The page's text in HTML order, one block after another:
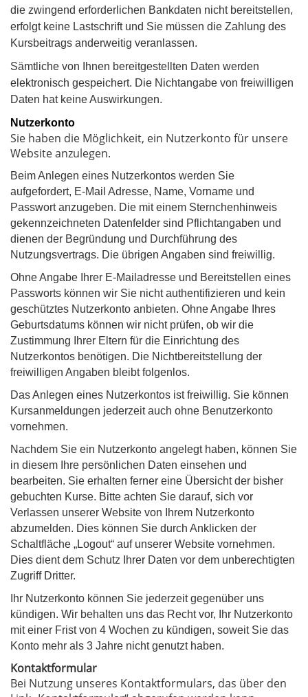
die zwingend erforderlichen Bankdaten nicht bereitstellen,
erfolgt keine Lastschrift und Sie müssen die Zahlung des
Kursbeitrags anderweitig veranlassen.
Sämtliche von Ihnen bereitgestellten Daten werden
elektronisch gespeichert. Die Nichtangabe von freiwilligen
Daten hat keine Auswirkungen.
Nutzerkonto
Sie haben die Möglichkeit, ein Nutzerkonto für unsere
Website anzulegen.
Beim Anlegen eines Nutzerkontos werden Sie
aufgefordert, E-Mail Adresse, Name, Vorname und
Passwort anzugeben. Die mit einem Sternchenhinweis
gekennzeichneten Datenfelder sind Pflichtangaben und
dienen der Begründung und Durchführung des
Nutzungsvertrags. Die übrigen Angaben sind freiwillig.
Ohne Angabe Ihrer E-Mailadresse und Bereitstellen eines
Passworts können wir Sie nicht authentifizieren und kein
geschütztes Nutzerkonto anbieten. Ohne Angabe Ihres
Geburtsdatums können wir nicht prüfen, ob wir die
Zustimmung Ihrer Eltern für die Einrichtung des
Nutzerkontos benötigen. Die Nichtbereitstellung der
freiwilligen Angaben bleibt folgenlos.
Das Anlegen eines Nutzerkontos ist freiwillig. Sie können
Kursanmeldungen jederzeit auch ohne Benutzerkonto
vornehmen.
Nachdem Sie ein Nutzerkonto angelegt haben, können Sie
in diesem Ihre persönlichen Daten einsehen und
bearbeiten. Sie erhalten ferner eine Übersicht der bisher
gebuchten Kurse. Bitte achten Sie darauf, sich vor
Verlassen unserer Website von Ihrem Nutzerkonto
abzumelden. Dies können Sie durch Anklicken der
Schaltfläche „Logout“ auf unserer Website vornehmen.
Dies dient dem Schutz Ihrer Daten vor dem unberechtigten
Zugriff Dritter.
Ihr Nutzerkonto können Sie jederzeit gegenüber uns
kündigen. Wir behalten uns das Recht vor, Ihr Nutzerkonto
mit einer Frist von 4 Wochen zu kündigen, soweit Sie das
Konto mehr als 3 Jahre nicht genutzt haben.
Kontaktformular
Bei Nutzung unseres Kontaktformulars, das über den